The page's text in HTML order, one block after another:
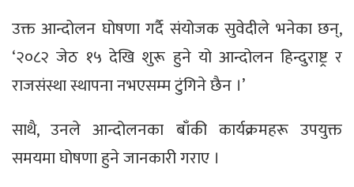
उक्त आन्दोलन घोषणा गर्दै संयोजक सुवेदीले भनेका छन्,
‘२०८२ जेठ १५ देखि शुरू हुने यो आन्दोलन हिन्दुराष्ट्र र
राजसंस्था स्थापना नभएसम्म टुंगिने छैन ।’
साथै, उनले आन्दोलनका बाँकी कार्यक्रमहरू उपयुक्त
समयमा घोषणा हुने जानकारी गराए ।